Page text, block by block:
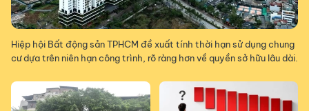
Hiệp hội Bất động sản TPHCM đề xuất tính thời hạn sử dụng chung
cư dựa trên niên hạn công trình, rõ ràng hơn về quyền sở hữu lâu dài.